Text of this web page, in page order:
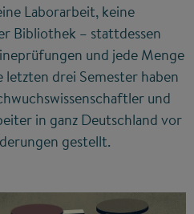
Laborarbeit, keine
Bibliothek – stattdessen
und jede Menge
letzten drei Semester haben
und
in ganz Deutschland vor
gestellt.